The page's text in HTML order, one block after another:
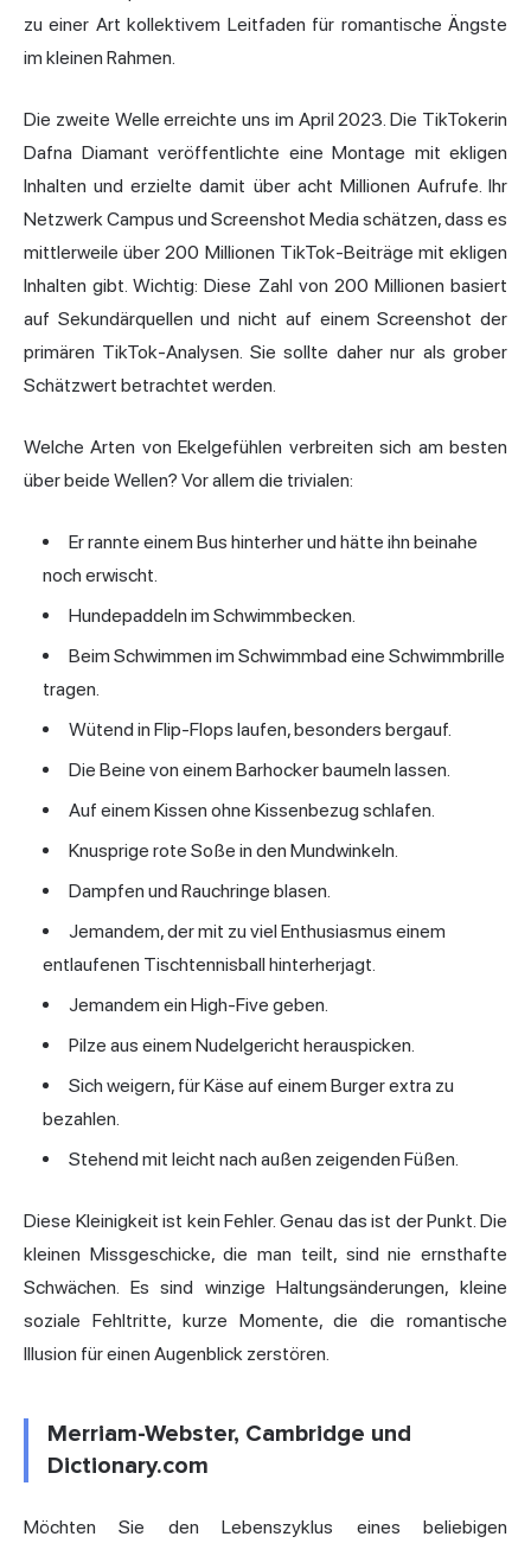
zu einer Art kollektivem Leitfaden für romantische Ängste
im kleinen Rahmen.
Die zweite Welle erreichte uns im April 2023. Die TikTokerin
Dafna Diamant veröffentlichte eine Montage mit ekligen
Inhalten und erzielte damit über acht Millionen Aufrufe. Ihr
Netzwerk Campus und Screenshot Media schätzen, dass es
mittlerweile über 200 Millionen TikTok-Beiträge mit ekligen
Inhalten gibt. Wichtig: Diese Zahl von 200 Millionen basiert
auf Sekundärquellen und nicht auf einem Screenshot der
primären TikTok-Analysen. Sie sollte daher nur als grober
Schätzwert betrachtet werden.
Welche Arten von Ekelgefühlen verbreiten sich am besten
über beide Wellen? Vor allem die trivialen:
Er rannte einem Bus hinterher und hätte ihn beinahe
noch erwischt.
Hundepaddeln im Schwimmbecken.
Beim Schwimmen im Schwimmbad eine Schwimmbrille
tragen.
Wütend in Flip-Flops laufen, besonders bergauf.
Die Beine von einem Barhocker baumeln lassen.
Auf einem Kissen ohne Kissenbezug schlafen.
Knusprige rote Soße in den Mundwinkeln.
Dampfen und Rauchringe blasen.
Jemandem, der mit zu viel Enthusiasmus einem
entlaufenen Tischtennisball hinterherjagt.
Jemandem ein High-Five geben.
Pilze aus einem Nudelgericht herauspicken.
Sich weigern, für Käse auf einem Burger extra zu
bezahlen.
Stehend mit leicht nach außen zeigenden Füßen.
Diese Kleinigkeit ist kein Fehler. Genau das ist der Punkt. Die
kleinen Missgeschicke, die man teilt, sind nie ernsthafte
Schwächen. Es sind winzige Haltungsänderungen, kleine
soziale Fehltritte, kurze Momente, die die romantische
Illusion für einen Augenblick zerstören.
Merriam-Webster, Cambridge und
Dictionary.com
Möchten Sie den Lebenszyklus eines beliebigen